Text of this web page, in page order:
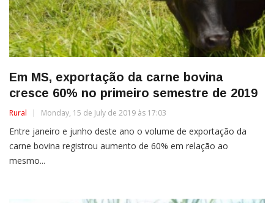
Em MS, exportação da carne bovina
cresce 60% no primeiro semestre de 2019
Rural Monday, 15 de July de 2019 às 17:03
Entre janeiro e junho deste ano o volume de exportação da
carne bovina registrou aumento de 60% em relação ao
mesmo...